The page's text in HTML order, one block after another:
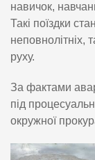
навичок,
Такі поїздки
неповнолітніх,
руху.
За фактами
під
окружної